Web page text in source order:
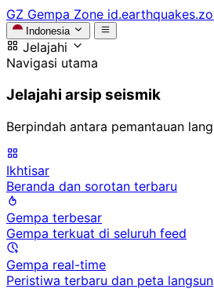
GZ Gempa Zone
Indonesia
Jelajahi
Navigasi utama
Jelajahi arsip seismik
Berpindah antara pemantauan
Ikhtisar
Beranda dan sorotan terbaru
Gempa terbesar
Gempa terkuat di seluruh feed
Gempa real-time
Peristiwa terbaru dan peta